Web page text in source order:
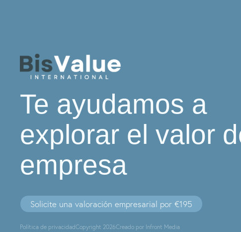
Te ayudamos a
explorar el valor
empresa
Solicite una valoración empresarial por €195
Política de privacidadCopyright 2026Creado por Infront Media